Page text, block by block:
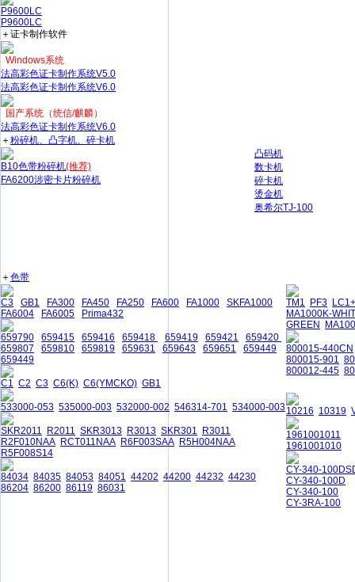
P9600LC
P9600LC
＋证卡制作软件
Windows系统
法高彩色证卡制作系统V5.0
法高彩色证卡制作系统V6.0
国产系统（统信/麒麟）
法高彩色证卡制作系统V6.0
＋粉碎机、凸字机、碎卡机
B10色带粉碎机(推荐)
FA6200涉密卡片粉碎机
凸码机
数卡机
碎卡机
烫金机
奥希尔TJ-100
＋色带
C3 GB1 FA300 FA450 FA250 FA600 FA1000
SKFA1000
FA6004
FA6005 Prima432
659790 659415 659416 659418 659419 659421
659420
659807
659810 659819 659631 659643 659651
659449
659449
C1 C2 C3 C6(K) C6(YMCKO) GB1
533000-053 535000-003 532000-002 546314-701 534000-003
SKR2011 R2011 SKR3013 R3013 SKR301
R3011
R2F010NAA RCT011NAA R6F003SAA R5H004NAA
R5F008S14
84034 84035 84053 84051 44202 44200 44232 44230
86204 86200 86119 86031
TM1 PF3 LC1+
MA1000K-
GREEN
800015-440CN
800015-901
800012-445
10216 10319
1961001011
1961001010
CY-340-
CY-340-100D
CY-340-100
CY-3RA-100